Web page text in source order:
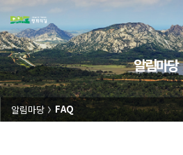
알림마당
알림마당 FAQ